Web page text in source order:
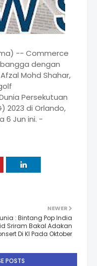
-- Commerce
dengan
Mohd Shahar,
Persekutuan
2023 di Orlando,
6 Jun ini. -
NEWER
: Bintang Pop India
Sriram Bakal Adakan
Di Kl Pada Oktober
POSTS